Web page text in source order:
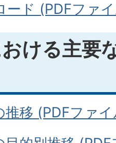
ード (PDFファ
ける主要
推移 (PDFファ